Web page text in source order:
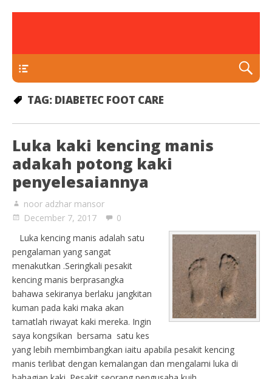
TAG: DIABETEC FOOT CARE
Luka kaki kencing manis
adakah potong kaki
penyelesaiannya
noor adzhar mansor
December 7, 2017
0
Luka kencing manis adalah satu
pengalaman yang sangat
menakutkan .Seringkali pesakit
kencing manis berprasangka
bahawa sekiranya berlaku jangkitan
kuman pada kaki maka akan
tamatlah riwayat kaki mereka. Ingin
saya kongsikan bersama satu kes
yang lebih membimbangkan iaitu apabila pesakit kencing
manis terlibat dengan kemalangan dan mengalami luka di